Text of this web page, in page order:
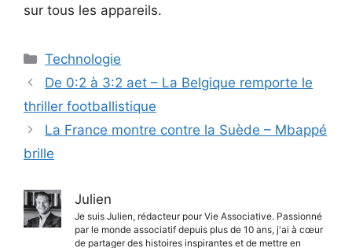
sur tous les appareils.
Catégories
Technologie
De 0:2 à 3:2 aet – La Belgique remporte le
thriller footballistique
La France montre contre la Suède – Mbappé
brille
Julien
Je suis Julien, rédacteur pour Vie Associative. Passionné
par le monde associatif depuis plus de 10 ans, j'ai à cœur
de partager des histoires inspirantes et de mettre en